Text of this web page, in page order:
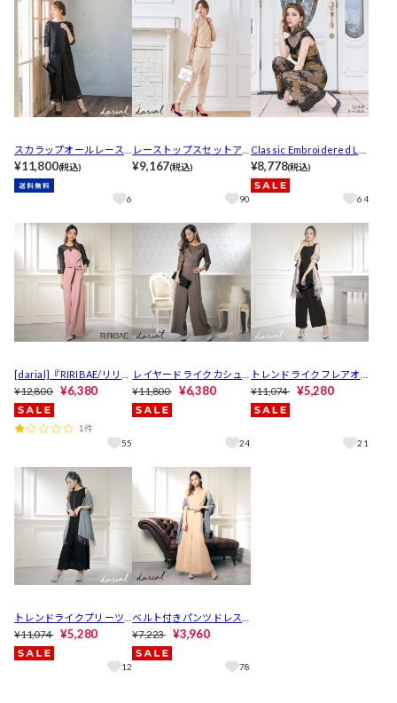
スカラップオールレース
セットアップパンツドレ
ス
¥11,800(税込)
6
レーストップスセットア
ップパンツドレス［daria
¥9,167(税込)
90
Classic Embroidered La
ce Jumpsuit
¥8,778(税込)
64
[darial]『RIRIBAE/リリ
ベ』コルセット風デザイ
ンパンツドレス
¥12,800 ¥6,380
1件
55
レイヤードライクカシュ
クールオールインワンパ
ンツドレス
¥11,800 ¥6,380
24
トレンドライクフレアオ
ールインワンパンツドレ
ス new
¥11,074 ¥5,280
21
トレンドライクプリーツ
オールインワンパンツド
レス new
¥11,074 ¥5,280
12
ベルト付きパンツドレス
［darial]
¥7,223 ¥3,960
78